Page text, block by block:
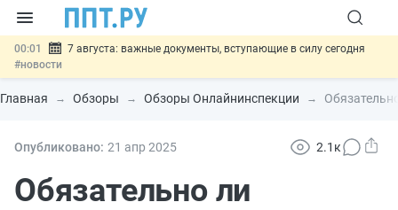
00:01
7 августа: важные документы, вступающие в силу сегодня
#новости
06.08 Минпромторг предложил запретить смешанные лоты
электроники в госзакупках#новости
06.08 Возврат денег за риелторские услуги при недействительных
06.08
банковской гарантией#новости
Главная Обзоры Обзоры Онлайнинспекции
Опубликовано: 21 апр 2025 2.1к
Обязательно ли